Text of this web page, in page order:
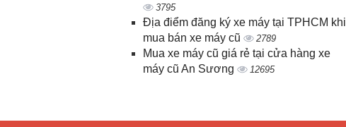
3795
Địa điểm đăng ký xe máy tại TPHCM khi
mua bán xe máy cũ
2789
Mua xe máy cũ giá rẻ tại cửa hàng xe
máy cũ An Sương
12695